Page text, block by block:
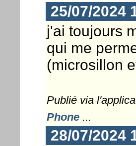
25/07/2024
j'ai toujours
qui me
(microsillon
Publié via
Phone...
28/07/2024